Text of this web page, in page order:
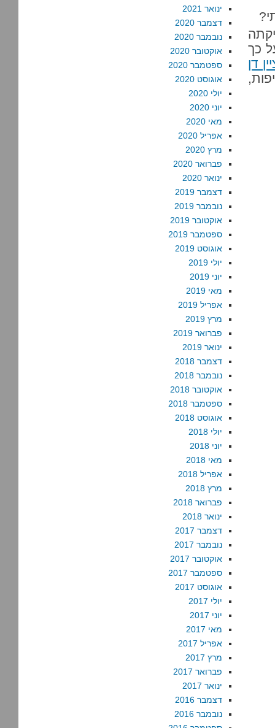
כך
דן
ינואר 2021
דצמבר 2020
נובמבר 2020
אוקטובר 2020
ספטמבר 2020
אוגוסט 2020
יולי 2020
יוני 2020
מאי 2020
אפריל 2020
מרץ 2020
פברואר 2020
ינואר 2020
דצמבר 2019
נובמבר 2019
אוקטובר 2019
ספטמבר 2019
אוגוסט 2019
יולי 2019
יוני 2019
מאי 2019
אפריל 2019
מרץ 2019
פברואר 2019
ינואר 2019
דצמבר 2018
נובמבר 2018
אוקטובר 2018
ספטמבר 2018
אוגוסט 2018
יולי 2018
יוני 2018
מאי 2018
אפריל 2018
מרץ 2018
פברואר 2018
ינואר 2018
דצמבר 2017
נובמבר 2017
אוקטובר 2017
ספטמבר 2017
אוגוסט 2017
יולי 2017
יוני 2017
מאי 2017
אפריל 2017
מרץ 2017
פברואר 2017
ינואר 2017
דצמבר 2016
נובמבר 2016